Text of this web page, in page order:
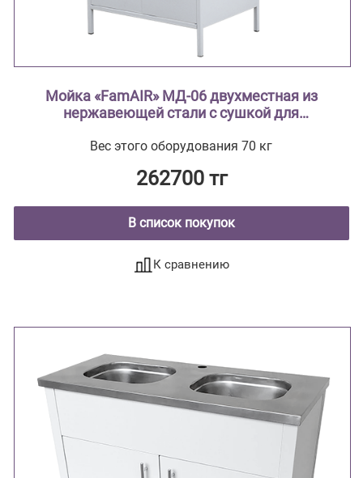
Мойка «FamAIR» МД-06 двухместная из
нержавеющей стали с сушкой для
Вес этого оборудования 70 кг
262700 тг
В список покупок
К сравнению